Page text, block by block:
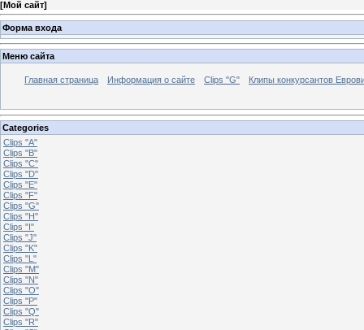
[Мой сайт]
Форма входа
Меню сайта
Главная страница Информация о сайте Clips "G" Клипы конкурсантов
Categories
Clips "A"
Clips "B"
Clips "C"
Clips "D"
Clips "E"
Clips "F"
Clips "G"
Clips "H"
Clips "I"
Clips "J"
Clips "K"
Clips "L"
Clips "M"
Clips "N"
Clips "O"
Clips "P"
Clips "Q"
Clips "R"